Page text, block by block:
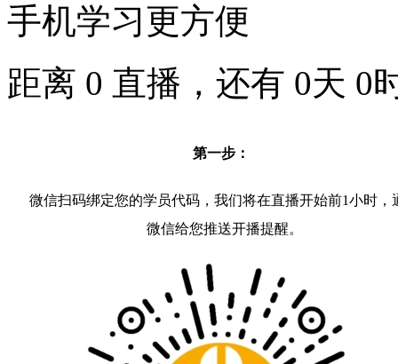
手机学习更方便
距离 0 直播，还有 0天 0
第一步：
微信扫码绑定您的学员代码，我们将在直播开始前1小时，
微信给您推送开播提醒。